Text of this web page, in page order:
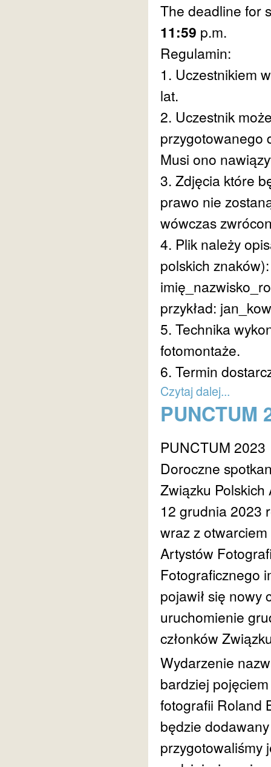
The deadline for
11:59 p.m.
Regulamin:
1. Uczestnikiem
lat.
2. Uczestnik
przygotowanego
Musi ono
3. Zdjęcia które
prawo nie
wówczas
4. Plik należy
polskich znaków):
przykład:
5. Technika
fotomontaże.
6. Termin
Czytaj dalej...
PUNCTUM
PUNCTUM 2023
Doroczne
Związku
12 grudnia 2023
wraz z
Artystów
Fotograficznego
pojawił się nowy
uruchomienie
członków
Wydarzenie
bardziej
fotografii Roland
będzie
przygotowaliśmy